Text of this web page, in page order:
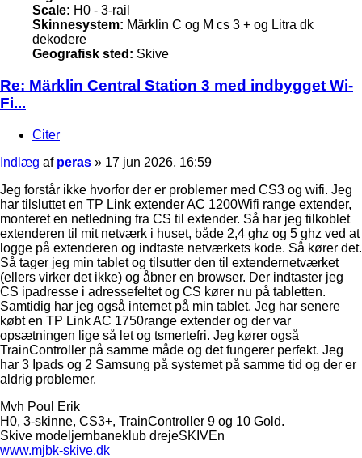
Scale: H0 - 3-rail
Skinnesystem: Märklin C og M cs 3 + og Litra dk
dekodere
Geografisk sted: Skive
Re: Märklin Central Station 3 med indbygget Wi-
Fi...
Citer
Indlæg af peras » 17 jun 2026, 16:59
Jeg forstår ikke hvorfor der er problemer med CS3 og wifi. Jeg
har tilsluttet en TP Link extender AC 1200Wifi range extender,
monteret en netledning fra CS til extender. Så har jeg tilkoblet
extenderen til mit netværk i huset, både 2,4 ghz og 5 ghz ved at
logge på extenderen og indtaste netværkets kode. Så kører det.
Så tager jeg min tablet og tilsutter den til extendernetværket
(ellers virker det ikke) og åbner en browser. Der indtaster jeg
CS ipadresse i adressefeltet og CS kører nu på tabletten.
Samtidig har jeg også internet på min tablet. Jeg har senere
købt en TP Link AC 1750range extender og der var
opsætningen lige så let og tsmertefri. Jeg kører også
TrainController på samme måde og det fungerer perfekt. Jeg
har 3 Ipads og 2 Samsung på systemet på samme tid og der er
aldrig problemer.
Mvh Poul Erik
H0, 3-skinne, CS3+, TrainController 9 og 10 Gold.
Skive modeljernbaneklub drejeSKIVEn
www.mjbk-skive.dk